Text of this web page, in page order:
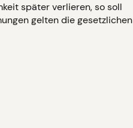
später verlieren, so soll
gelten die gesetzlichen